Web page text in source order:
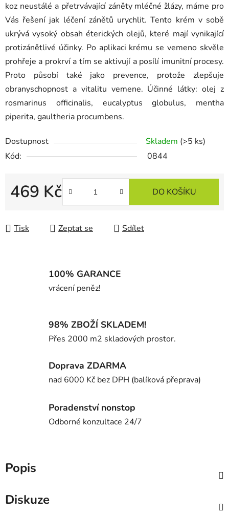
koz neustálé a přetrvávající záněty mléčné žlázy, máme pro
Vás řešení jak léčení zánětů urychlit. Tento krém v sobě
ukrývá vysoký obsah éterických olejů, které mají vynikající
protizánětlivé účinky. Po aplikaci krému se vemeno skvěle
prohřeje a prokrví a tím se aktivují a posílí imunitní procesy.
Proto působí také jako prevence, protože zlepšuje
obranyschopnost a vitalitu vemene. Účinné látky: olej z
rosmarinus officinalis, eucalyptus globulus, mentha
piperita, gaultheria procumbens.
Dostupnost Skladem (>5 ks)
Kód:
0844
469 Kč DO KOŠÍKU
Tisk Zeptat se Sdílet
100% GARANCE
vrácení peněz!
98% ZBOŽÍ SKLADEM!
Přes 2000 m2 skladových prostor.
Doprava ZDARMA
nad 6000 Kč bez DPH (balíková přeprava)
Poradenství nonstop
Odborné konzultace 24/7
Popis
Diskuze